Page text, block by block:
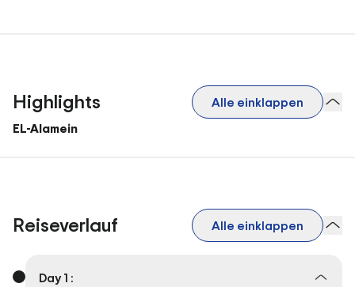
Highlights
Alle einklappen
EL-Alamein
Reiseverlauf Alle einklappen
Day 1 :